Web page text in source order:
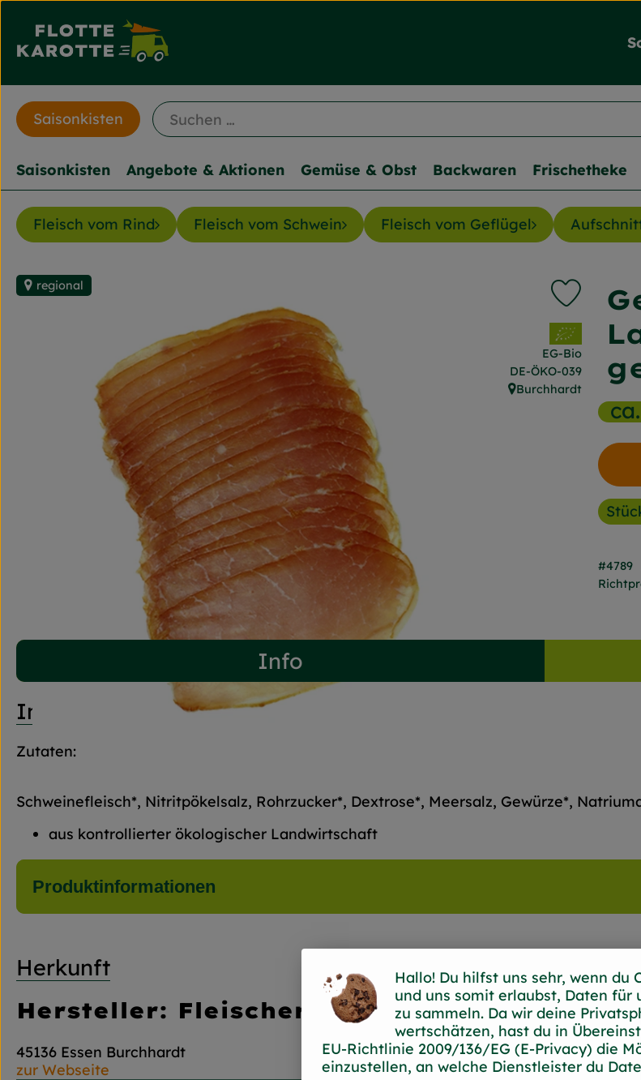
Saisonkisten
Saisonkisten Angebote & Aktionen Gemüse & Obst Backwaren Frischetheke
Fleisch vom Rind Fleisch vom Schwein Fleisch vom Geflügel
regional
Produkt
, Verband:
EG-Bio
, Kontrollstelle:
DE-ÖKO-039
, Herkunft:
Burchhardt
#4789
Info
Info
Zutaten:
Schweinefleisch*, Nitritpökelsalz, Rohrzucker*, Dextrose*, Meersalz, Gewürze*,
aus kontrollierter ökologischer Landwirtschaft
Produktinformationen
Herkunft
Hersteller: Fleischerei Burchhardt
45136 Essen Burchhardt
zur Webseite
Hallo! Du hilfst uns sehr, wenn du
und uns somit erlaubst, Daten für
zu sammeln. Da wir deine
wertschätzen, hast du in
EU-Richtlinie 2009/136/EG (E-Privacy) die
einzustellen, an welche Dienstleister du